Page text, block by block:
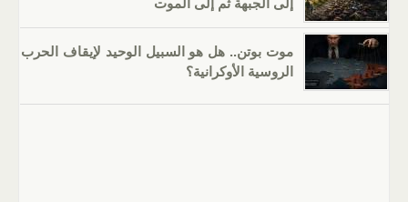
إلى الجبهة ثم إلى الموت
موت بوتن.. هل هو السبيل الوحيد لإيقاف الحرب
الروسية الأوكرانية؟